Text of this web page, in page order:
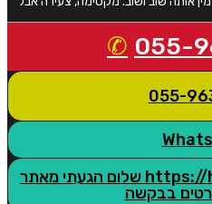
055-
055-
שלום הגעתי מאתר https://hasfaniyot.com/ אפשר